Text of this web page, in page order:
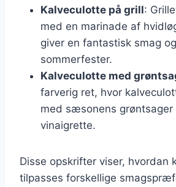
Kalveculotte på grill:
med en marinade af
giver en fantastisk smag
sommerfester.
Kalveculotte med
farverig ret, hvor
med sæsonens grøntsager
vinaigrette.
Disse opskrifter viser, hvordan
tilpasses forskellige